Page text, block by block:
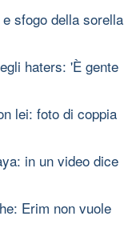
sfogo della sorella
haters: 'È gente
lei: foto di coppia
in un video dice
Erim non vuole